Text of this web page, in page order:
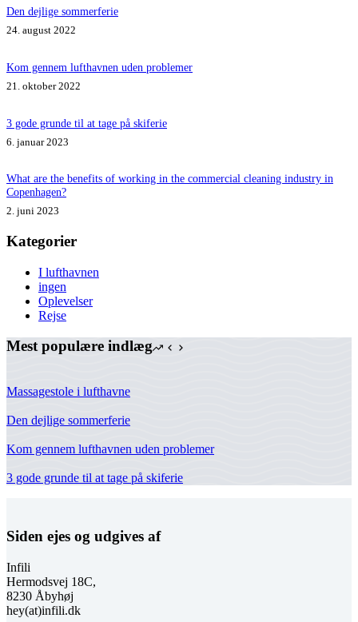
Den dejlige sommerferie
24. august 2022
Kom gennem lufthavnen uden problemer
21. oktober 2022
3 gode grunde til at tage på skiferie
6. januar 2023
What are the benefits of working in the commercial cleaning industry in
Copenhagen?
2. juni 2023
Kategorier
I lufthavnen
ingen
Oplevelser
Rejse
Mest populære indlæg
Massagestole i lufthavne
Den dejlige sommerferie
Kom gennem lufthavnen uden problemer
3 gode grunde til at tage på skiferie
Siden ejes og udgives af
Infili
Hermodsvej 18C,
8230 Åbyhøj
hey(at)infili.dk